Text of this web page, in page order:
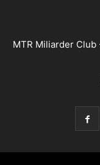
MTR Miliarder Club